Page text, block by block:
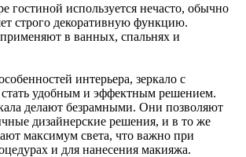
гостиной используется нечасто, обычно
строго декоративную функцию.
в ванных, спальнях и
интерьера, зеркало с
удобным и эффектным решением.
делают безрамными. Они позволяют
дизайнерские решения, и в то же
максимум света, что важно при
и для нанесения макияжа.